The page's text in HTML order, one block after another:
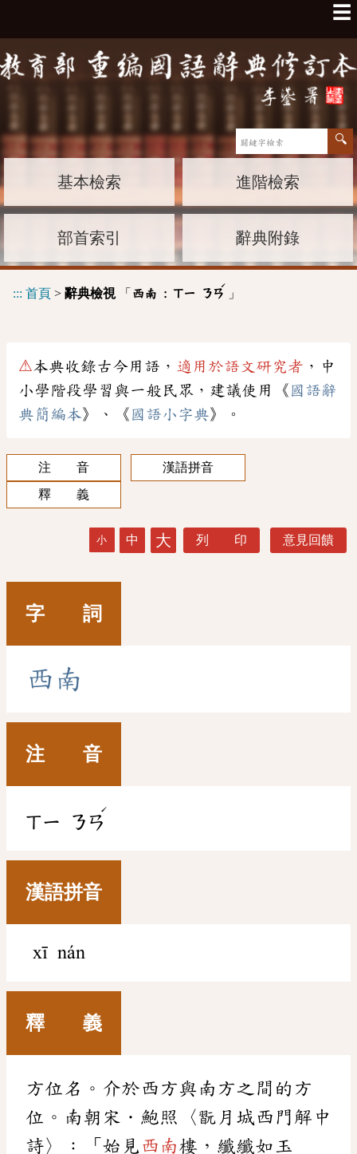
☰
基本檢索 進階檢索
部首索引 辭典附錄
::: 首頁 > 辭典檢視「 西南 : ㄒㄧ ㄋㄢ
ˊ
」
⚠本典收錄古今用語， 適用於語文研究者 ，中
小學階段學習與一般民眾，建議使用《 國語辭
典簡編本》、《 國語小字典》。
注 音
漢語拼音
釋 義
小 中 大 列 印 意見回饋
字 詞
西 南
注 音
ㄒㄧ ㄋㄢ
ˊ
漢語拼音
xī nán
釋 義
方位名。介於西方與南方之間的方
位。南朝宋．鮑照〈翫月城西門解中
詩〉：「始見 西南樓，纖纖如玉